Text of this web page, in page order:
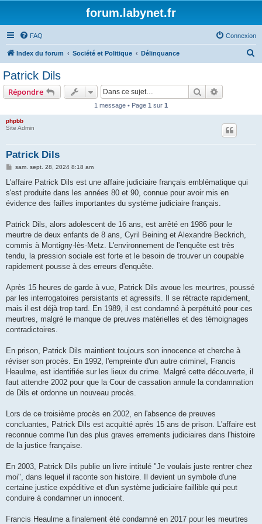
forum.labynet.fr
FAQ Connexion
Index du forum Société et Politique Délinquance
Patrick Dils
Répondre Rechercher
1 message • Page 1 sur 1
phpbb
Site Admin
Patrick Dils
M
s
a
g
sam. sept. 28, 2024 8:18 am
L'affaire Patrick Dils est une affaire judiciaire français emblématique qui
s'est produite dans les années 80 et 90, connue pour avoir mis en
évidence des failles importantes du système judiciaire français.
Patrick Dils, alors adolescent de 16 ans, est arrêté en 1986 pour le
meurtre de deux enfants de 8 ans, Cyril Beining et Alexandre Beckrich,
commis à Montigny-lès-Metz. L'environnement de l'enquête est très
tendu, la pression sociale est forte et le besoin de trouver un coupable
rapidement pousse à des erreurs d'enquête.
Après 15 heures de garde à vue, Patrick Dils avoue les meurtres, poussé
par les interrogatoires persistants et agressifs. Il se rétracte rapidement,
mais il est déjà trop tard. En 1989, il est condamné à perpétuité pour ces
meurtres, malgré le manque de preuves matérielles et des témoignages
contradictoires.
En prison, Patrick Dils maintient toujours son innocence et cherche à
réviser son procès. En 1992, l'empreinte d'un autre criminel, Francis
Heaulme, est identifiée sur les lieux du crime. Malgré cette découverte, il
faut attendre 2002 pour que la Cour de cassation annule la condamnation
de Dils et ordonne un nouveau procès.
Lors de ce troisième procès en 2002, en l'absence de preuves
concluantes, Patrick Dils est acquitté après 15 ans de prison. L'affaire est
reconnue comme l'un des plus graves errements judiciaires dans l'histoire
de la justice française.
En 2003, Patrick Dils publie un livre intitulé "Je voulais juste rentrer chez
moi", dans lequel il raconte son histoire. Il devient un symbole d'une
certaine justice expéditive et d'un système judiciaire faillible qui peut
conduire à condamner un innocent.
Francis Heaulme a finalement été condamné en 2017 pour les meurtres